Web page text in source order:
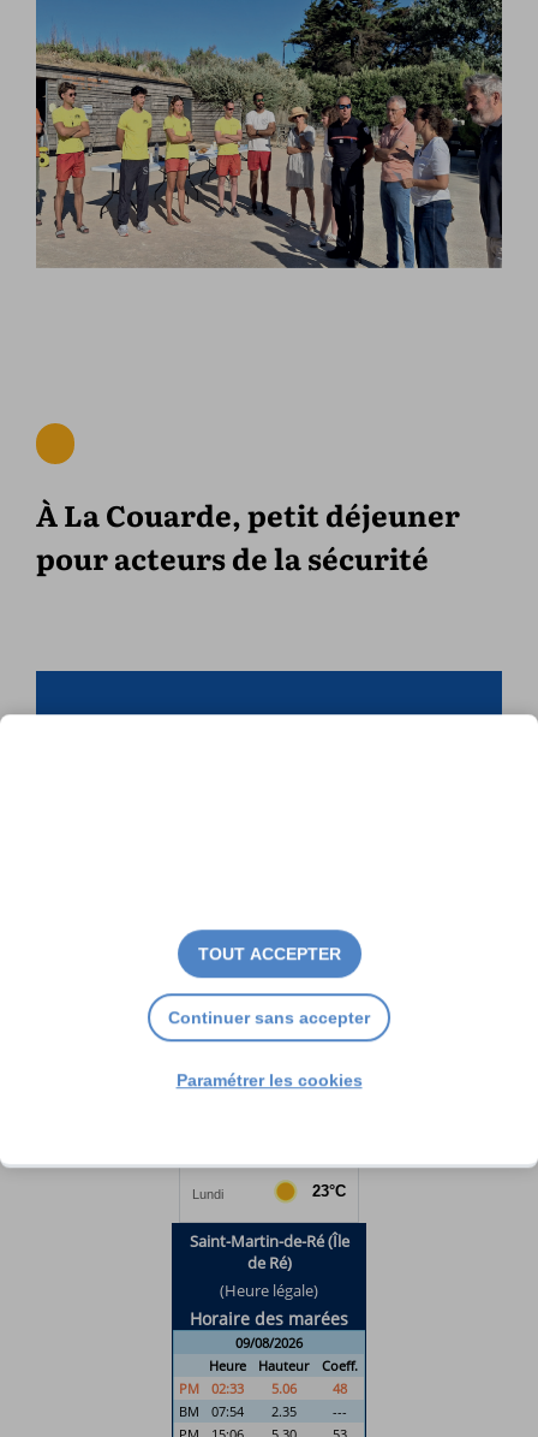
À La Couarde, petit déjeuner
pour acteurs de la sécurité
TOUT ACCEPTER
Continuer sans accepter
Paramétrer les cookies